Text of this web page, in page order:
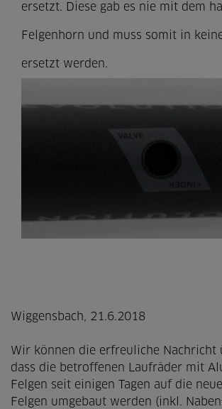
ersetzt. Diese gab es nie mit dem
Felgenhorn und muss somit in
ersetzt werden.
Wiggensbach, 21.6.2018
Wir können die erfreuliche Nachricht
dass die betroffenen Laufräder mit
Felgen seit einigen Tagen auf die
Felgen umgebaut werden (inkl.